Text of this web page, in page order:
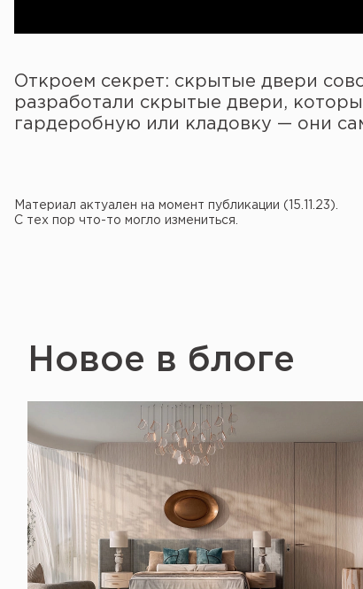
Откроем секрет: скрытые двери
разработали скрытые двери,
гардеробную или кладовку — они
Материал актуален на момент публикации (15.11.23).
С тех пор что-то могло измениться.
Новое в блоге